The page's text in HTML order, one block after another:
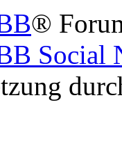
®
Social